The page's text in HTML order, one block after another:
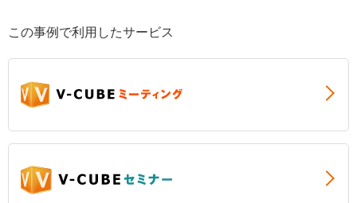
この事例で利用したサービス